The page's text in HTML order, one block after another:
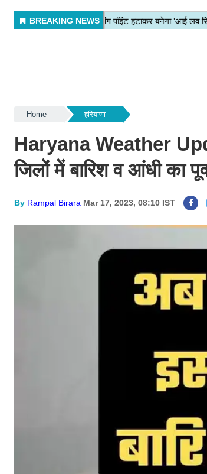
Home हरियाणा
Haryana Weather
जिलों में बारिश व आंधी का
By Rampal Birara Mar 17, 2023, 08:10 IST